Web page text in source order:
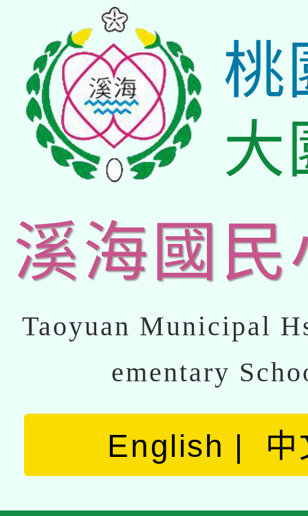
桃
大
溪海國民
Taoyuan Municipal
ementary
English 中